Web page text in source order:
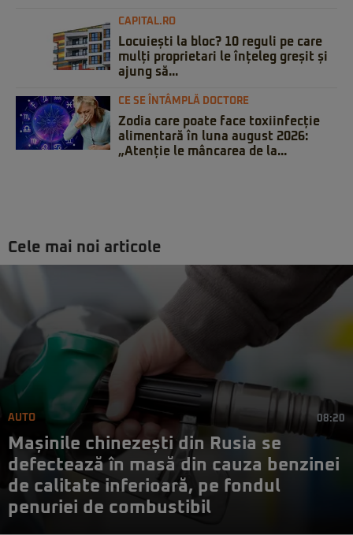
CAPITAL.RO
Locuiești la bloc? 10 reguli pe care
mulți proprietari le înțeleg greșit și
ajung să...
CE SE ÎNTÂMPLĂ DOCTORE
Zodia care poate face toxiinfecție
alimentară în luna august 2026:
„Atenție le mâncarea de la...
Cele mai noi articole
AUTO 08:20
Mașinile chinezești din Rusia se
defectează în masă din cauza benzinei
de calitate inferioară, pe fondul
penuriei de combustibil